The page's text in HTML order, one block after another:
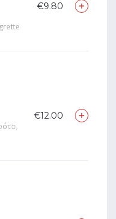
€9.80
€12.00